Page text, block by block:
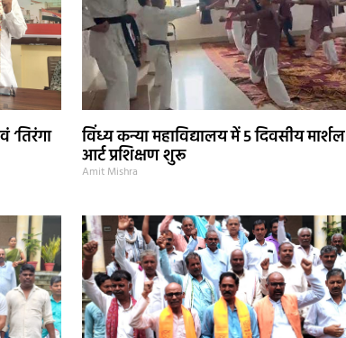
‘तिरंगा विंध्य कन्या महाविद्यालय में 5 दिवसीय मार्शल
आर्ट प्रशिक्षण शुरू
Amit Mishra